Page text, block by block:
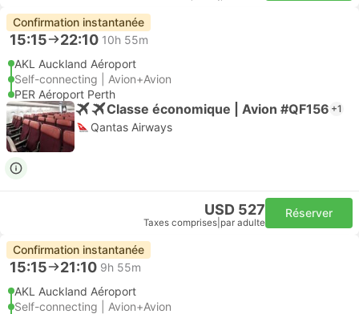
Confirmation instantanée
15:15 22:10 10h 55m
AKL Auckland Aéroport
Self-connecting | Avion+Avion
PER Aéroport Perth
Classe économique | Avion #QF156 +1
Qantas Airways
USD 527
Taxes comprises par adulte
Réserver
Confirmation instantanée
15:15 21:10 9h 55m
AKL Auckland Aéroport
Self-connecting | Avion+Avion